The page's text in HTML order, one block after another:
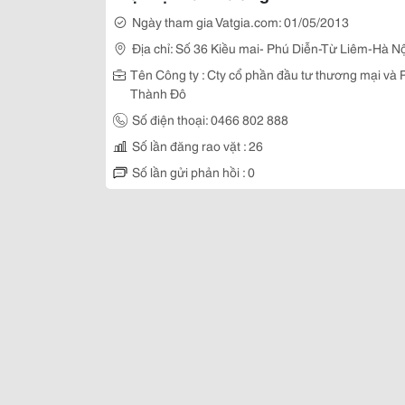
Ngày tham gia Vatgia.com: 01/05/2013
Địa chỉ: Số 36 Kiều mai- Phú Diễn-Từ Liêm-Hà
Tên Công ty : Cty cổ phần đầu tư thương mại và
Thành Đô
Số điện thoại: 0466 802 888
Số lần đăng rao vặt : 26
Số lần gửi phản hồi : 0